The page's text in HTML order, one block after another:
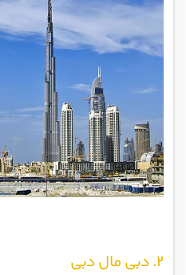
2. دبی مال دبی